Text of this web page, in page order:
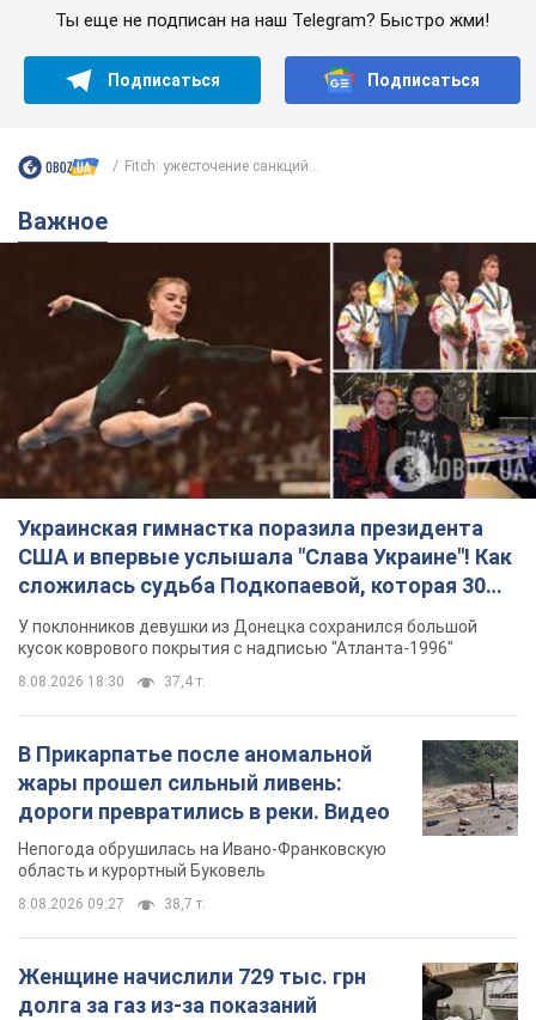
Ты еще не подписан на наш Telegram? Быстро жми!
Подписаться Подписаться
Fitch: ужесточение санкций...
Важное
Украинская гимнастка поразила президента
США и впервые услышала "Слава Украине"! Как
сложилась судьба Подкопаевой, которая 30
лет назад завоевала "золото" Олимпиады
У поклонников девушки из Донецка сохранился большой
кусок коврового покрытия с надписью "Атланта-1996"
8.08.2026 18:30 37,4 т.
В Прикарпатье после аномальной
жары прошел сильный ливень:
дороги превратились в реки. Видео
Непогода обрушилась на Ивано-Франковскую
область и курортный Буковель
8.08.2026 09:27 38,7 т.
Женщине начислили 729 тыс. грн
долга за газ из-за показаний